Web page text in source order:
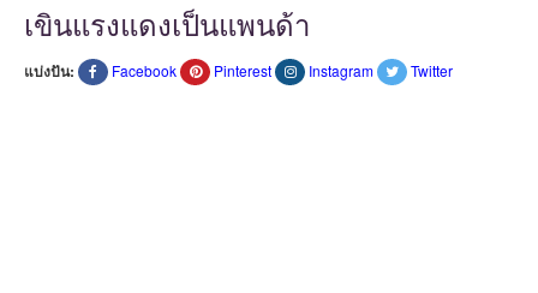
เขินแรงแดงเป็นแพนด้า
แบ่งปัน: Facebook Pinterest Instagram Twitter